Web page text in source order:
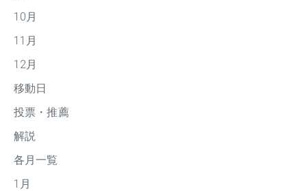
10月
11月
12月
移動日
投票・推薦
解説
各月一覧
1月